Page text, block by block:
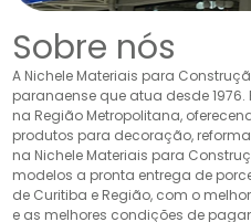
Sobre nós
A Nichele Materiais para
paranaense que atua desde
na Região Metropolitana,
produtos para decoração,
na Nichele Materiais para
modelos a pronta entrega de
de Curitiba e Região, com o
e as melhores condições de